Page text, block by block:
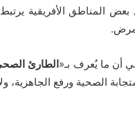
بعض المناطق الأفريقية
أن ما يُعرف بـ«الطارئ
الصحية ورفع